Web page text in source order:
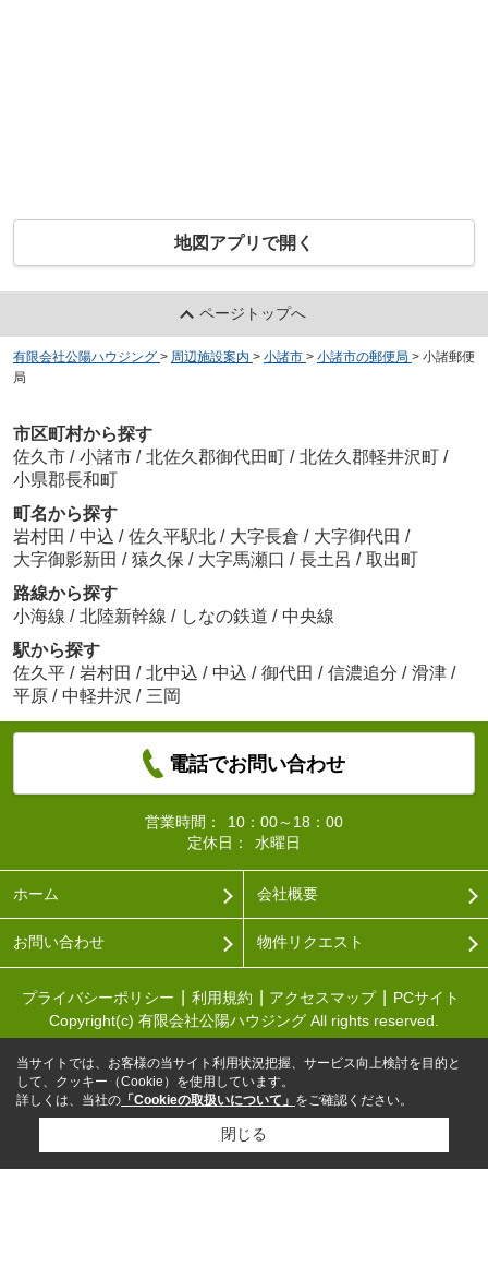
地図アプリで開く
ページトップへ
有限会社公陽ハウジング > 周辺施設案内 > 小諸市 > 小諸市の郵便局 > 小諸郵便
局
市区町村から探す
佐久市 / 小諸市 / 北佐久郡御代田町 / 北佐久郡軽井沢町 /
小県郡長和町
町名から探す
岩村田 / 中込 / 佐久平駅北 / 大字長倉 / 大字御代田 /
大字御影新田 / 猿久保 / 大字馬瀬口 / 長土呂 / 取出町
路線から探す
小海線 / 北陸新幹線 / しなの鉄道 / 中央線
駅から探す
佐久平 / 岩村田 / 北中込 / 中込 / 御代田 / 信濃追分 / 滑津 /
平原 / 中軽井沢 / 三岡
電話でお問い合わせ
営業時間：
10：00～18：00
定休日：
水曜日
ホーム 会社概要
お問い合わせ 物件リクエスト
プライバシーポリシー 利用規約 アクセスマップ
PCサイト
Copyright(c) 有限会社公陽ハウジング All rights reserved.
当サイトでは、お客様の当サイト利用状況把握、サービス向上検討を目的と
して、クッキー（Cookie）を使用しています。
詳しくは、当社の 「Cookieの取扱いについて」 をご確認ください。
閉じる